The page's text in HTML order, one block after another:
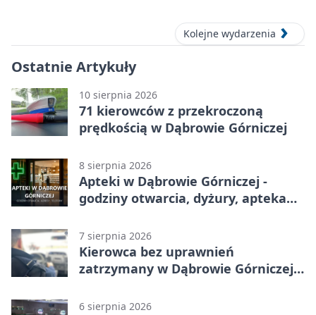
Kolejne wydarzenia
Ostatnie Artykuły
10 sierpnia 2026
71 kierowców z przekroczoną
prędkością w Dąbrowie Górniczej
8 sierpnia 2026
Apteki w Dąbrowie Górniczej -
godziny otwarcia, dyżury, apteka
7 sierpnia 2026
Kierowca bez uprawnień
zatrzymany w Dąbrowie Górniczej.
6 sierpnia 2026